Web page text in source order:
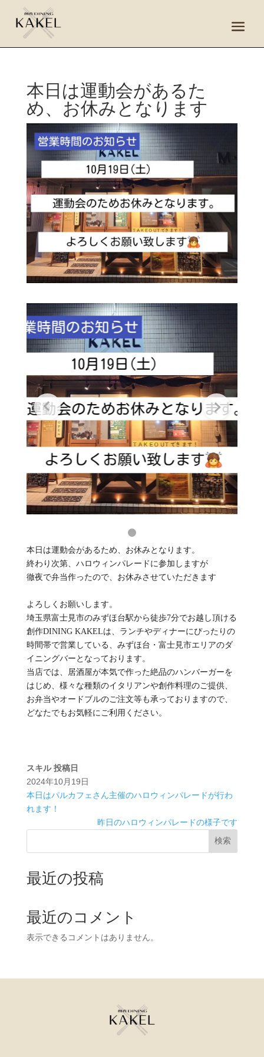
本日は運動会があるた
め、お休みとなります
本日は運動会があるため、お休みとなります。
終わり次第、ハロウィンパレードに参加しますが
徹夜で弁当作ったので、お休みさせていただきます
よろしくお願いします。
埼玉県富士見市のみずほ台駅から徒歩7分でお越し頂ける
創作DINING KAKELは、ランチやディナーにぴったりの
時間帯で営業している、みずほ台・富士見市エリアのダ
イニングバーとなっております。
当店では、居酒屋が本気で作った絶品のハンバーガーを
はじめ、様々な種類のイタリアンや創作料理のご提供、
お弁当やオードブルのご注文等も承っておりますので、
どなたでもお気軽にご利用ください。
スキル 投稿日
2024年10月19日
本日はパルカフェさん主催のハロウィンパレードが行わ
れます！
昨日のハロウィンパレードの様子です
検索
最近の投稿
最近のコメント
表示できるコメントはありません。